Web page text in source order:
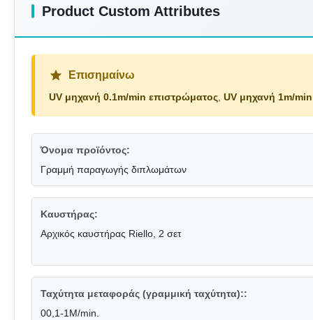
Product Custom Attributes
Επισημαίνω
UV μηχανή 0.1m/min επιστρώματος UV μηχανή 1m/
Όνομα προϊόντος:
Γραμμή παραγωγής διπλωμάτων
Καυστήρας:
Αρχικός καυστήρας Riello, 2 σετ
Ταχύτητα μεταφοράς (γραμμική ταχύτητα)::
00,1-1M/min.